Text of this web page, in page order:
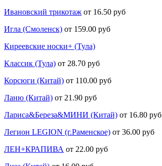
Ивановский трикотаж от 16.50 руб
Игла (Смоленск) от 159.00 руб
Киреевские носки+ (Тула)
Классик (Тула) от 28.70 руб
Корсюги (Китай) от 110.00 руб
Ланю (Китай) от 21.90 руб
Лариса&Береза&МИНИ (Китай) от 16.80 руб
Легион LEGION (г.Раменское) от 36.00 руб
ЛЕН+КРАПИВА от 22.00 руб